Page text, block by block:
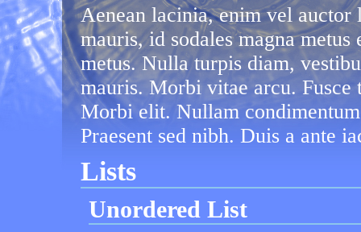
Aenean lacinia, enim vel
mauris, id sodales magna metus
metus. Nulla turpis diam,
mauris. Morbi vitae arcu. Fusce
Morbi elit. Nullam
Praesent sed nibh. Duis a ante
Lists
Unordered List